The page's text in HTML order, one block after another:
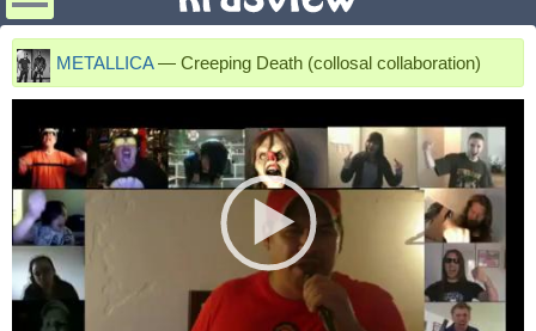
METALLICA — Creeping Death (collosal collaboration)